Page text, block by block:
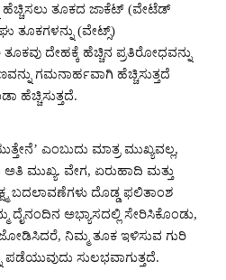
ಹೆಚ್ಚಿಸಲು ತೂಕದ ಜಾಕೆಟ್ (ವೇಟೆಡ್
ತೂಕಗಳನ್ನು (ವೇಟ್ಸ್)
ದೇಹಕ್ಕೆ ಹೆಚ್ಚಿನ ಪ್ರತಿರೋಧವನ್ನು
ಗಮನಾರ್ಹವಾಗಿ ಹೆಚ್ಚಿಸುತ್ತದೆ
ಹೆಚ್ಚಿಸುತ್ತದೆ.
ಎಂಬುದು ಮಾತ್ರ ಮುಖ್ಯವಲ್ಲ,
ಅತಿ ಮುಖ್ಯ. ವೇಗ, ಏರುಹಾದಿ ಮತ್ತು
ಬದಲಾವಣೆಗಳು ದೊಡ್ಡ ಫಲಿತಾಂಶ
ದೈನಂದಿನ ಅಭ್ಯಾಸದಲ್ಲಿ ಸೇರಿಸಿಕೊಂಡು,
ನಿಮ್ಮ ತೂಕ ಇಳಿಸುವ ಗುರಿ
ಸುಲಭವಾಗುತ್ತದೆ.